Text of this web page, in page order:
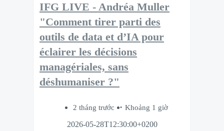
IFG LIVE - Andréa Muller
"Comment tirer parti des
outils de data et d’IA pour
éclairer les décisions
managériales, sans
déshumaniser ?"
2 tháng trước
Khoảng 1 giờ
2026-05-28T12:30:00+0200